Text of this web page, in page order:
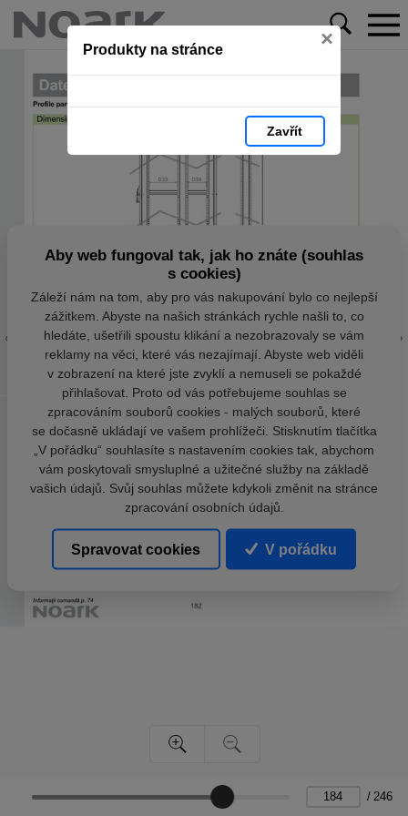
Produkty na stránce ×
Zavřít
/ 246
Aby web fungoval tak, jak ho znáte (souhlas
s cookies)
Záleží nám na tom, aby pro vás nakupování bylo co nejlepší
zážitkem. Abyste na našich stránkách rychle našli to, co
hledáte, ušetřili spoustu klikání a nezobrazovaly se vám
reklamy na věci, které vás nezajímají. Abyste web viděli
v zobrazení na které jste zvyklí a nemuseli se pokaždé
přihlašovat. Proto od vás potřebujeme souhlas se
zpracováním souborů cookies - malých souborů, které
se dočasně ukládají ve vašem prohlížeči. Stisknutím tlačítka
„V pořádku“ souhlasíte s nastavením cookies tak, abychom
vám poskytovali smysluplné a užitečné služby na základě
vašich údajů. Svůj souhlas můžete kdykoli změnit na stránce
zpracování osobních údajů.
Spravovat cookies V pořádku